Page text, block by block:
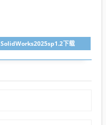
SolidWorks2025sp1.2下载